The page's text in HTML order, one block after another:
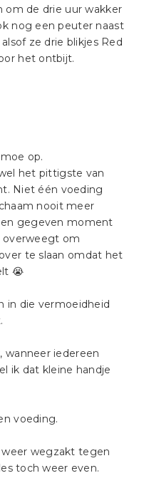
om de drie uur wakker
nog een peuter naast
ze drie blikjes Red
het ontbijt.
op.
het pittigste van
Niet één voeding
nooit meer
gegeven moment
overweegt om
te slaan omdat het
😭
in die vermoeidheid
wanneer iedereen
ik dat kleine handje
voeding.
wegzakt tegen
toch weer even.